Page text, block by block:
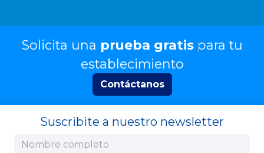
Solicita una prueba gratispara tu
establecimiento
Contáctanos
Suscribite a nuestro newsletter